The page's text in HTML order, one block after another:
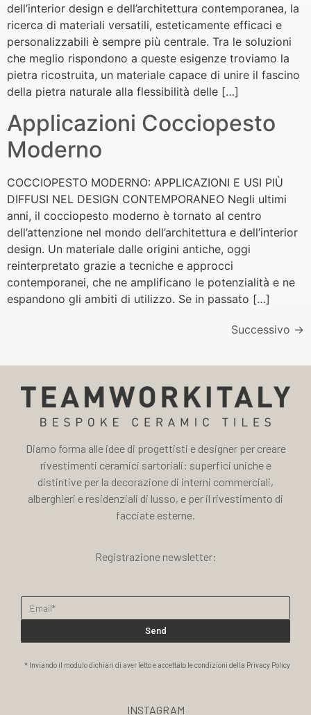
dell’interior design e dell’architettura contemporanea, la
ricerca di materiali versatili, esteticamente efficaci e
personalizzabili è sempre più centrale. Tra le soluzioni
che meglio rispondono a queste esigenze troviamo la
pietra ricostruita, un materiale capace di unire il fascino
della pietra naturale alla flessibilità delle […]
Applicazioni Cocciopesto
Moderno
COCCIOPESTO MODERNO: APPLICAZIONI E USI PIÙ
DIFFUSI NEL DESIGN CONTEMPORANEO Negli ultimi
anni, il cocciopesto moderno è tornato al centro
dell’attenzione nel mondo dell’architettura e dell’interior
design. Un materiale dalle origini antiche, oggi
reinterpretato grazie a tecniche e approcci
contemporanei, che ne amplificano le potenzialità e ne
espandono gli ambiti di utilizzo. Se in passato […]
Successivo →
Diamo forma alle idee di progettisti e designer per creare
rivestimenti ceramici sartoriali: superfici uniche e
distintive per la decorazione di interni commerciali,
alberghieri e residenziali di lusso, e per il rivestimento di
facciate esterne.
Registrazione newsletter:
Send
* Inviando il modulo dichiari di aver letto e accettato le condizioni della Privacy Policy
INSTAGRAM